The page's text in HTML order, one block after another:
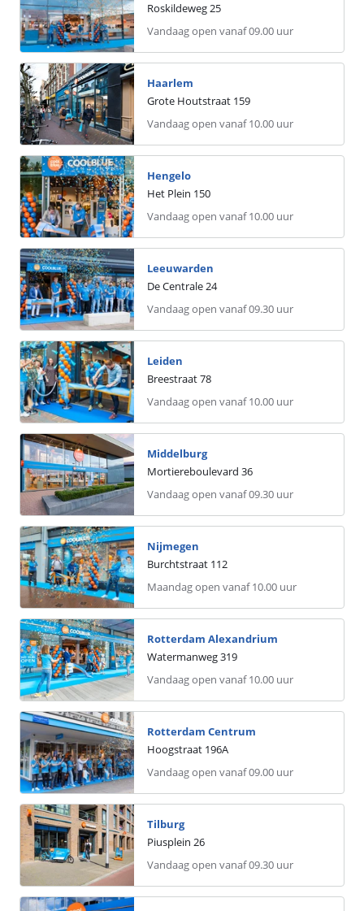
Roskildeweg25
Vandaag open vanaf 09.00 uur
Haarlem
Grote Houtstraat 159
Vandaag open vanaf 10.00 uur
Hengelo
Het Plein 150
Vandaag open vanaf 10.00 uur
Leeuwarden
De Centrale24
Vandaag open vanaf 09.30 uur
Leiden
Breestraat78
Vandaag open vanaf 10.00 uur
Middelburg
Mortiereboulevard 36
Vandaag open vanaf 09.30 uur
Nijmegen
Burchtstraat 112
maandag open vanaf 10.00 uur
Rotterdam Alexandrium
Watermanweg319
Vandaag open vanaf 10.00 uur
Rotterdam Centrum
Hoogstraat 196A
Vandaag open vanaf 09.00 uur
Tilburg
Piusplein 26
Vandaag open vanaf 09.30 uur